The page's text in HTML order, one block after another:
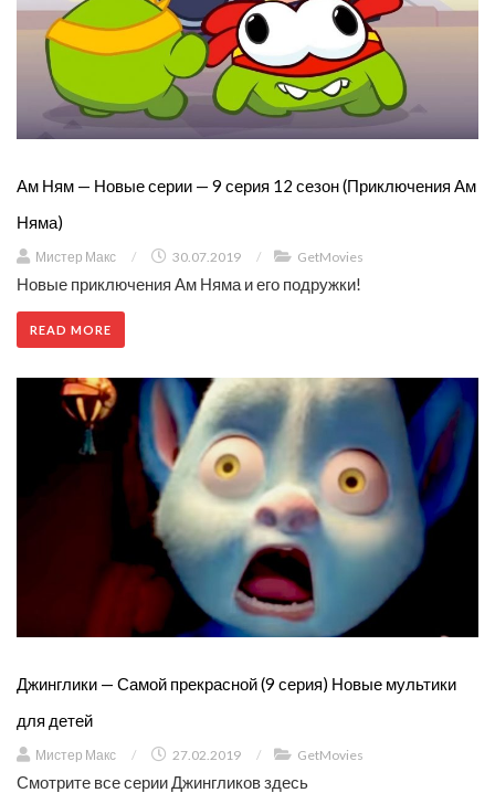
Ам Ням — Новые серии — 9 серия 12 сезон (Приключения Ам
Няма)
Мистер Макс / 30.07.2019 / GetMovies
Новые приключения Ам Няма и его подружки!
READ MORE
Джинглики — Самой прекрасной (9 серия) Новые мультики
для детей
Мистер Макс / 27.02.2019 / GetMovies
Смотрите все серии Джингликов здесь